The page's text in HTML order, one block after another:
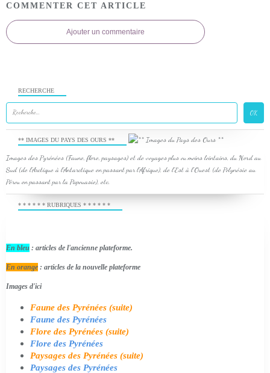
COMMENTER CET ARTICLE
Ajouter un commentaire
RECHERCHE
** IMAGES DU PAYS DES OURS **
Images des Pyrénées (Faune, flore, paysages) et de voyages plus ou moins lointains, du Nord au
Sud (de l'Arctique à l'Antarctique en passant par l'Afrique), de l'Est à l'Ouest (de Polynésie au
Pérou en passant par la Papouasie), etc.
* * * * * * RUBRIQUES * * * * * *
En bleu : articles de l'ancienne plateforme.
En orange : articles de la nouvelle plateforme
Images d'ici
Faune des Pyrénées (suite)
Faune des Pyrénées
Flore des Pyrénées (suite)
Flore des Pyrénées
Paysages des Pyrénées (suite)
Paysages des Pyrénées